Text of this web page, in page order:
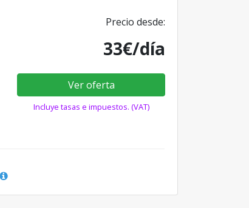
Precio desde:
33€/día
Ver oferta
Incluye tasas e impuestos. (VAT)